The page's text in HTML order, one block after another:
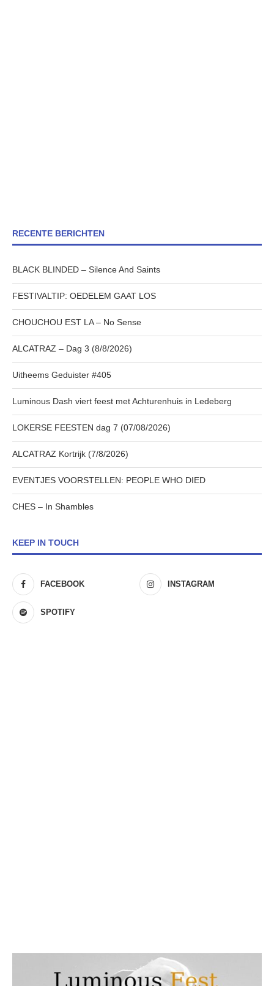
RECENTE BERICHTEN
BLACK BLINDED – Silence And Saints
FESTIVALTIP: OEDELEM GAAT LOS
CHOUCHOU EST LA – No Sense
ALCATRAZ – Dag 3 (8/8/2026)
Uitheems Geduister #405
Luminous Dash viert feest met Achturenhuis in Ledeberg
LOKERSE FEESTEN dag 7 (07/08/2026)
ALCATRAZ Kortrijk (7/8/2026)
EVENTJES VOORSTELLEN: PEOPLE WHO DIED
CHES – In Shambles
KEEP IN TOUCH
FACEBOOK INSTAGRAM
SPOTIFY